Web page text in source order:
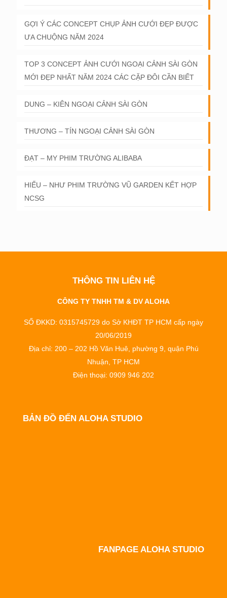
GỢI Ý CÁC CONCEPT CHỤP ẢNH CƯỚI ĐẸP ĐƯỢC
ƯA CHUỘNG NĂM 2024
TOP 3 CONCEPT ẢNH CƯỚI NGOẠI CẢNH SÀI GÒN
MỚI ĐẸP NHẤT NĂM 2024 CÁC CẶP ĐÔI CẦN BIẾT
DUNG – KIÊN NGOẠI CẢNH SÀI GÒN
THƯƠNG – TÍN NGOẠI CẢNH SÀI GÒN
ĐẠT – MY PHIM TRƯỜNG ALIBABA
HIẾU – NHƯ PHIM TRƯỜNG VŨ GARDEN KẾT HỢP
NCSG
THÔNG TIN LIÊN HỆ
CÔNG TY TNHH TM & DV ALOHA
SỐ ĐKKD: 0315745729 do Sở KHĐT TP HCM cấp ngày
20/06/2019
Địa chỉ: 200 – 202 Hồ Văn Huê, phường 9, quận Phú
Nhuận, TP HCM
Điện thoại: 0909 946 202
BẢN ĐỒ ĐẾN ALOHA STUDIO
FANPAGE ALOHA STUDIO